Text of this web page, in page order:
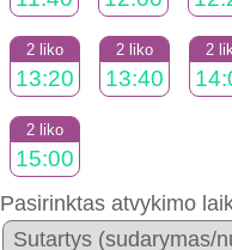
2 liko
13:20
2 liko
13:40
2
2 liko
15:00
Pasirinktas atvykimo